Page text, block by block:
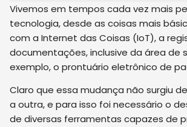
Vivemos em tempos cada vez mais
tecnologia, desde as coisas mais
com a Internet das Coisas (IoT), a
documentações, inclusive da área de
exemplo, o prontuário eletrônico de
Claro que essa mudança não surgiu
a outra, e para isso foi necessário o
de diversas ferramentas capazes de